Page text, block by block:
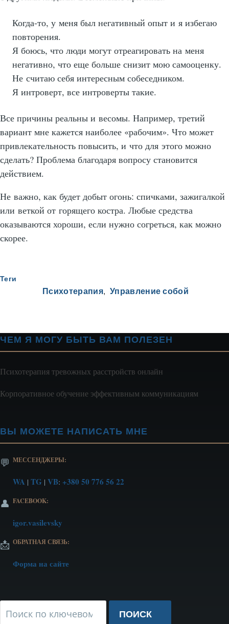
Когда-то, у меня был негативный опыт и я избегаю
повторения.
Я боюсь, что люди могут отреагировать на меня
негативно, что еще больше снизит мою самооценку.
Не считаю себя интересным собеседником.
Я интроверт, все интроверты такие.
Все причины реальны и весомы. Например, третий
вариант мне кажется наиболее «рабочим». Что может
привлекательность повысить, и что для этого можно
сделать? Проблема благодаря вопросу становится
действием.
Не важно, как будет добыт огонь: спичками, зажигалкой
или веткой от горящего костра. Любые средства
оказываются хороши, если нужно согреться, как можно
скорее.
Теги
Психотерапия Управление собой
ЧЕМ Я МОГУ БЫТЬ ВАМ ПОЛЕЗЕН
Психотерапия тревожных расстройств онлайн
Корпоративное обучение эффективным коммуникациям
ВЫ МОЖЕТЕ НАПИСАТЬ МНЕ
💬 МЕССЕНДЖЕРЫ:
WA | TG | VB: +380 50 776 56 22
👤 FACEBOOK:
igor.vasilevsky
📩 ОБРАТНАЯ СВЯЗЬ:
Форма на сайте
Поиск